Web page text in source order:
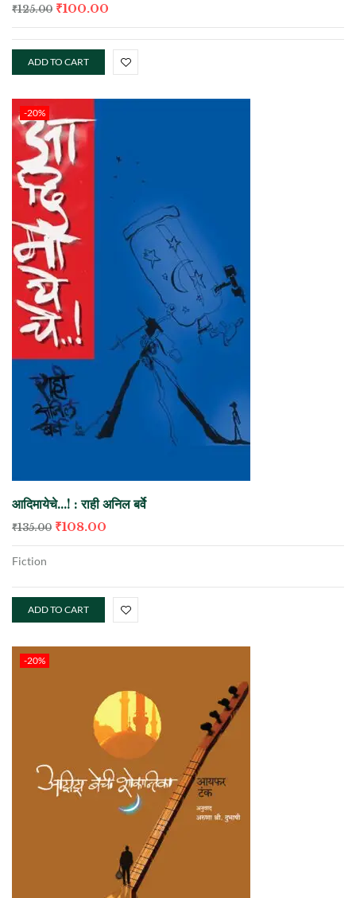
₹125.00 ₹100.00
ADD TO CART
-20%
आदिमायेचे…! : राही अनिल बर्वे
₹135.00 ₹108.00
Fiction
ADD TO CART
-20%